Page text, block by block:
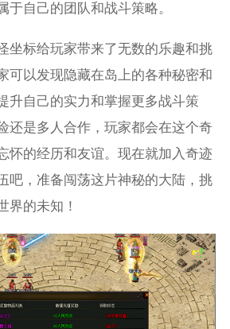
于自己的团队和战斗策略。
坐标给玩家带来了无数的乐趣和挑
可以发现隐藏在岛上的各种秘密和
升自己的实力和掌握更多战斗策
还是多人合作，玩家都会在这个奇
怀的经历和友谊。现在就加入奇迹
吧，准备闯荡这片神秘的大陆，挑
界的未知！